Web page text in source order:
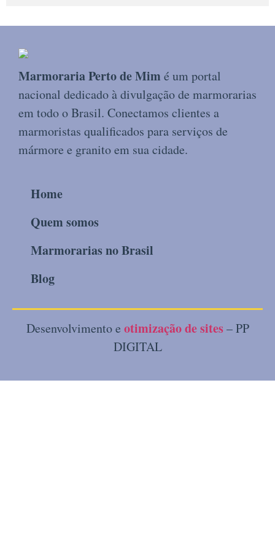
Marmoraria Perto de Mim é um portal
nacional dedicado à divulgação de marmorarias
em todo o Brasil. Conectamos clientes a
marmoristas qualificados para serviços de
mármore e granito em sua cidade.
Home
Quem somos
Marmorarias no Brasil
Blog
Desenvolvimento e otimização de sites – PP
DIGITAL